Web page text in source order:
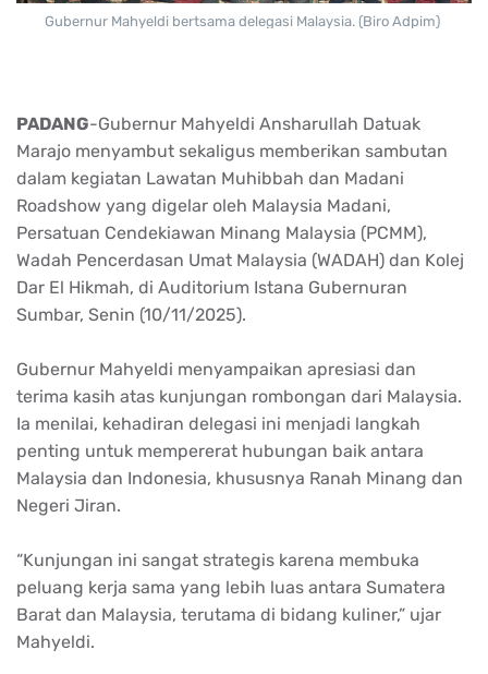
Gubernur Mahyeldi bertsama delegasi Malaysia. (Biro Adpim)
PADANG-Gubernur Mahyeldi Ansharullah Datuak
Marajo menyambut sekaligus memberikan sambutan
dalam kegiatan Lawatan Muhibbah dan Madani
Roadshow yang digelar oleh Malaysia Madani,
Persatuan Cendekiawan Minang Malaysia (PCMM),
Wadah Pencerdasan Umat Malaysia (WADAH) dan Kolej
Dar El Hikmah, di Auditorium Istana Gubernuran
Sumbar, Senin (10/11/2025).
Gubernur Mahyeldi menyampaikan apresiasi dan
terima kasih atas kunjungan rombongan dari Malaysia.
Ia menilai, kehadiran delegasi ini menjadi langkah
penting untuk mempererat hubungan baik antara
Malaysia dan Indonesia, khususnya Ranah Minang dan
Negeri Jiran.
“Kunjungan ini sangat strategis karena membuka
peluang kerja sama yang lebih luas antara Sumatera
Barat dan Malaysia, terutama di bidang kuliner,” ujar
Mahyeldi.